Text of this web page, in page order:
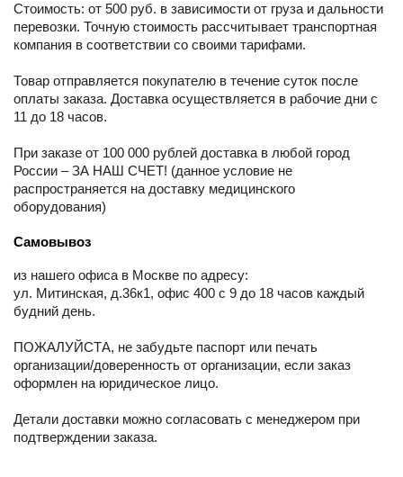
Стоимость: от 500 руб. в зависимости от груза и дальности
перевозки. Точную стоимость рассчитывает транспортная
компания в соответствии со своими тарифами.
Товар отправляется покупателю в течение суток после
оплаты заказа. Доставка осуществляется в рабочие дни с
11 до 18 часов.
При заказе от 100 000 рублей доставка в любой город
России – ЗА НАШ СЧЕТ! (данное условие не
распространяется на доставку медицинского
оборудования)
Самовывоз
из нашего офиса в Москве по адресу:
ул. Митинская, д.36к1, офис 400 с 9 до 18 часов каждый
будний день.
ПОЖАЛУЙСТА, не забудьте паспорт или печать
организации/доверенность от организации, если заказ
оформлен на юридическое лицо.
Детали доставки можно согласовать с менеджером при
подтверждении заказа.